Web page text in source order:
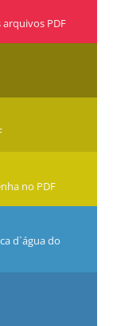
PDF
no PDF
d`água do